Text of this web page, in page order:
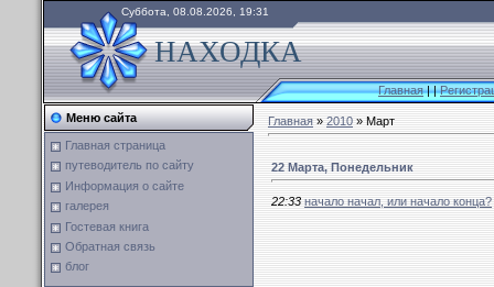
Суббота, 08.08.2026, 19:31
НАХОДКА
Главная||
Меню сайта
Главная страница
путеводитель по сайту
Информация о сайте
галерея
Гостевая книга
Обратная связь
блог
Главная»2010 » Март
22 Марта, Понедельник
22:33 начало начал, или начало конца?